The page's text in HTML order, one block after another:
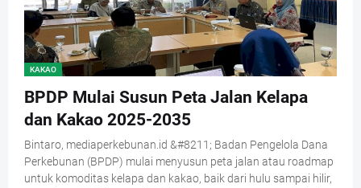
KAKAO
BPDP Mulai Susun Peta Jalan Kelapa
dan Kakao 2025-2035
Bintaro, mediaperkebunan.id &#8211; Badan Pengelola Dana
Perkebunan (BPDP) mulai menyusun peta jalan atau roadmap
untuk komoditas kelapa dan kakao, baik dari hulu sampai hilir,